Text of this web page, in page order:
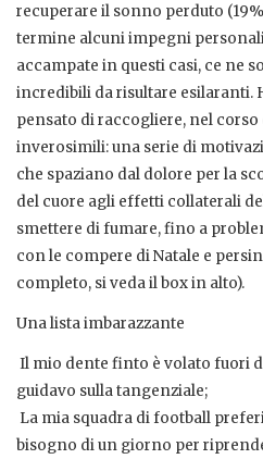
recuperare il sonno perduto
termine alcuni impegni personali
accampate in questi casi, ce ne
incredibili da risultare esilaranti.
pensato di raccogliere, nel corso
inverosimili: una serie di
che spaziano dal dolore per la
del cuore agli effetti collaterali
smettere di fumare, fino a
con le compere di Natale e
completo, si veda il box in alto).
Una lista imbarazzante
 Il mio dente finto è volato fuori
guidavo sulla tangenziale;
 La mia squadra di football
bisogno di un giorno per